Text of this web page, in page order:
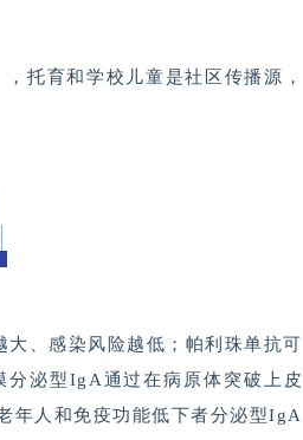
托育和学校儿童是社区传播源，
、感染风险越低；帕利珠单抗可
泌型IgA通过在病原体突破上皮
年人和免疫功能低下者分泌型IgA